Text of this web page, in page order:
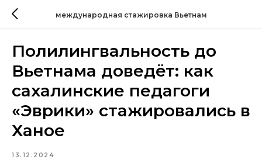
международная стажировка Вьетнам
Полилингвальность до
Вьетнама доведёт: как
сахалинские педагоги
«Эврики» стажировались в
Ханое
13.12.2024